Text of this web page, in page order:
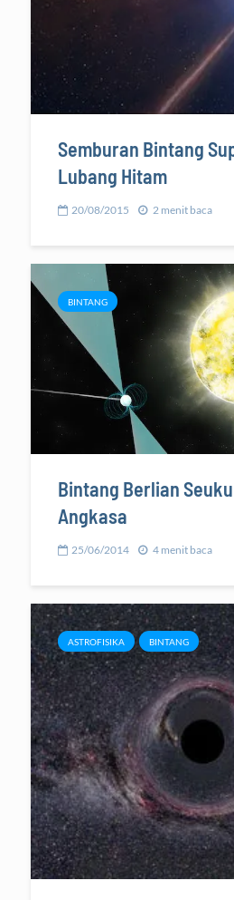
Semburan Bintang
Lubang Hitam
20/08/2015 2 menit baca
BINTANG
Bintang Berlian
Angkasa
25/06/2014 4 menit baca
ASTROFISIKA BINTANG